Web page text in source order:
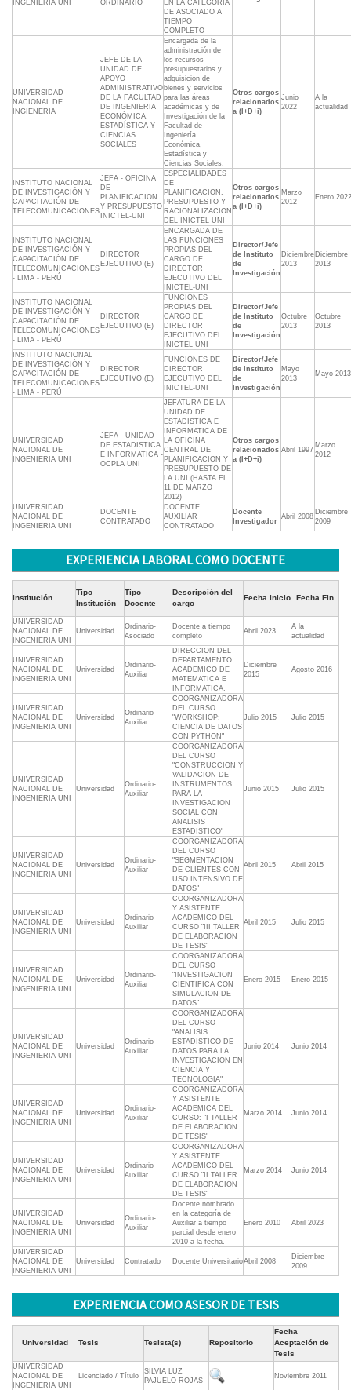
INGENIERIA UNI ORDINARIO
EN LA CATEGORÍA
DE ASOCIADO A
TIEMPO
COMPLETO
UNIVERSIDAD
NACIONAL DE
INGIENERIA
JEFE DE LA
UNIDAD DE
APOYO
ADMINISTRATIVO
DE LA FACULTAD
DE INGENIERIA
ECONÓMICA,
ESTADÍSTICA Y
CIENCIAS
SOCIALES
Encargada de la
administración de
los recursos
presupuestarios y
adquisición de
bienes y servicios
para las áreas
académicas y de
Investigación de la
Facultad de
Ingeniería
Económica,
Estadística y
Ciencias Sociales.
Otros cargos
relacionados
a (I+D+i)
Junio
2022
A la
actualidad
INSTITUTO NACIONAL
DE INVESTIGACIÓN Y
CAPACITACIÓN DE
TELECOMUNICACIONES
JEFA - OFICINA
DE
PLANIFICACION
Y PRESUPUESTO
INICTEL-UNI
ESPECIALIDADES
DE
PLANIFICACION,
PRESUPUESTO Y
RACIONALIZACION
DEL INICTEL-UNI
Otros cargos
relacionados
a (I+D+i)
Marzo
2012
Enero 2022
INSTITUTO NACIONAL
DE INVESTIGACIÓN Y
CAPACITACIÓN DE
TELECOMUNICACIONES
- LIMA - PERÚ
DIRECTOR
EJECUTIVO (E)
ENCARGADA DE
LAS FUNCIONES
PROPIAS DEL
CARGO DE
DIRECTOR
EJECUTIVO DEL
INICTEL-UNI
Director/Jefe
de Instituto
de
Investigación
Diciembre
2013
Diciembre
2013
INSTITUTO NACIONAL
DE INVESTIGACIÓN Y
CAPACITACIÓN DE
TELECOMUNICACIONES
- LIMA - PERÚ
DIRECTOR
EJECUTIVO (E)
FUNCIONES
PROPIAS DEL
CARGO DE
DIRECTOR
EJECUTIVO DEL
INICTEL-UNI
Director/Jefe
de Instituto
de
Investigación
Octubre
2013
Octubre
2013
INSTITUTO NACIONAL
DE INVESTIGACIÓN Y
CAPACITACIÓN DE
TELECOMUNICACIONES
- LIMA - PERÚ
DIRECTOR
EJECUTIVO (E)
FUNCIONES DE
DIRECTOR
EJECUTIVO DEL
INICTEL-UNI
Director/Jefe
de Instituto
de
Investigación
Mayo
2013
Mayo 2013
UNIVERSIDAD
NACIONAL DE
INGENIERIA UNI
JEFA - UNIDAD
DE ESTADISTICA
E INFORMATICA -
OCPLA UNI
JEFATURA DE LA
UNIDAD DE
ESTADISTICA E
INFORMATICA DE
LA OFICINA
CENTRAL DE
PLANIFICACION Y
PRESUPUESTO DE
LA UNI (HASTA EL
11 DE MARZO
2012)
Otros cargos
relacionados
a (I+D+i)
Abril 1997
Marzo
2012
UNIVERSIDAD
NACIONAL DE
INGENIERIA UNI
DOCENTE
CONTRATADO
DOCENTE
AUXILIAR
CONTRATADO
Docente
Investigador
Abril 2008
Diciembre
2009
EXPERIENCIA LABORAL COMO DOCENTE
Institución
Tipo
Institución
Tipo
Docente
Descripción del
cargo
Fecha Inicio Fecha Fin
UNIVERSIDAD
NACIONAL DE
INGENIERIA UNI
Universidad
Ordinario-
Asociado
Docente a tiempo
completo
Abril 2023
A la
actualidad
UNIVERSIDAD
NACIONAL DE
INGENIERIA UNI
Universidad
Ordinario-
Auxiliar
DIRECCION DEL
DEPARTAMENTO
ACADEMICO DE
MATEMATICA E
INFORMATICA.
Diciembre
2015
Agosto 2016
UNIVERSIDAD
NACIONAL DE
INGENIERIA UNI
Universidad
Ordinario-
Auxiliar
COORGANIZADORA
DEL CURSO
"WORKSHOP:
CIENCIA DE DATOS
CON PYTHON"
Julio 2015 Julio 2015
UNIVERSIDAD
NACIONAL DE
INGENIERIA UNI
Universidad
Ordinario-
Auxiliar
COORGANIZADORA
DEL CURSO
"CONSTRUCCION Y
VALIDACION DE
INSTRUMENTOS
PARA LA
INVESTIGACION
SOCIAL CON
ANALISIS
ESTADISTICO"
Junio 2015 Julio 2015
UNIVERSIDAD
NACIONAL DE
INGENIERIA UNI
Universidad
Ordinario-
Auxiliar
COORGANIZADORA
DEL CURSO
"SEGMENTACION
DE CLIENTES CON
USO INTENSIVO DE
DATOS"
Abril 2015 Abril 2015
UNIVERSIDAD
NACIONAL DE
INGENIERIA UNI
Universidad
Ordinario-
Auxiliar
COORGANIZADORA
Y ASISTENTE
ACADEMICO DEL
CURSO "III TALLER
DE ELABORACION
DE TESIS"
Abril 2015 Julio 2015
UNIVERSIDAD
NACIONAL DE
INGENIERIA UNI
Universidad
Ordinario-
Auxiliar
COORGANIZADORA
DEL CURSO
"INVESTIGACION
CIENTIFICA CON
SIMULACION DE
DATOS"
Enero 2015 Enero 2015
UNIVERSIDAD
NACIONAL DE
INGENIERIA UNI
Universidad
Ordinario-
Auxiliar
COORGANIZADORA
DEL CURSO
"ANALISIS
ESTADISTICO DE
DATOS PARA LA
INVESTIGACION EN
CIENCIA Y
TECNOLOGIA"
Junio 2014 Junio 2014
UNIVERSIDAD
NACIONAL DE
INGENIERIA UNI
Universidad
Ordinario-
Auxiliar
COORGANIZADORA
Y ASISTENTE
ACADEMICA DEL
CURSO: "I TALLER
DE ELABORACION
DE TESIS"
Marzo 2014 Junio 2014
UNIVERSIDAD
NACIONAL DE
INGENIERIA UNI
Universidad
Ordinario-
Auxiliar
COORGANIZADORA
Y ASISTENTE
ACADEMICO DEL
CURSO "II TALLER
DE ELABORACION
DE TESIS"
Marzo 2014 Junio 2014
UNIVERSIDAD
NACIONAL DE
INGENIERIA UNI
Universidad
Ordinario-
Auxiliar
Docente nombrado
en la categoría de
Auxiliar a tiempo
parcial desde enero
2010 a la fecha.
Enero 2010 Abril 2023
UNIVERSIDAD
NACIONAL DE
INGENIERIA UNI
Universidad Contratado Docente UniversitarioAbril 2008
Diciembre
2009
EXPERIENCIA COMO ASESOR DE TESIS
Universidad Tesis Tesista(s) Repositorio
Fecha
Aceptación de
Tesis
UNIVERSIDAD
NACIONAL DE
INGENIERIA UNI
Licenciado / Título
SILVIA LUZ
PAJUELO ROJAS
Noviembre 2011